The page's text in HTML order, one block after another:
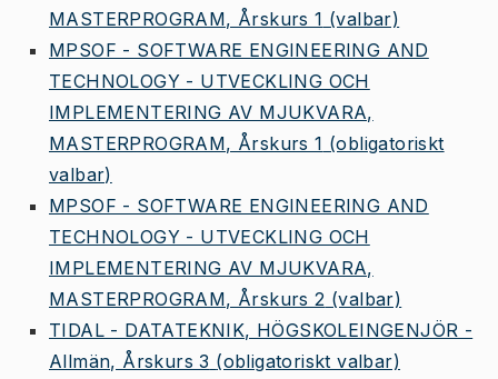
MASTERPROGRAM, Årskurs 1 (valbar)
MPSOF - SOFTWARE ENGINEERING AND
TECHNOLOGY - UTVECKLING OCH
IMPLEMENTERING AV MJUKVARA,
MASTERPROGRAM, Årskurs 1 (obligatoriskt
valbar)
MPSOF - SOFTWARE ENGINEERING AND
TECHNOLOGY - UTVECKLING OCH
IMPLEMENTERING AV MJUKVARA,
MASTERPROGRAM, Årskurs 2 (valbar)
TIDAL - DATATEKNIK, HÖGSKOLEINGENJÖR -
Allmän, Årskurs 3 (obligatoriskt valbar)